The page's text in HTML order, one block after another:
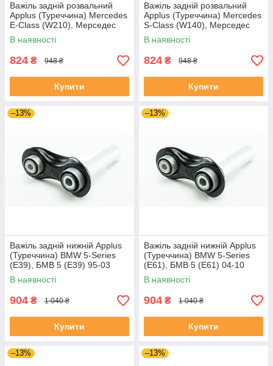
Важіль задній розвальний
Applus (Туреччина) Mercedes
E-Class (W210), Мерседес
(В210) 95-03 #11315AP
UAQQKDD4
В наявності
824 ₴ 948 ₴
Купити
Важіль задній розвальний
Applus (Туреччина) Mercedes
S-Class (W140), Мерседес
(В140) 91-98 #11315AP
UATRSWV4
В наявності
824 ₴ 948 ₴
Купити
–13%
Важіль задній нижній Applus
(Туреччина) BMW 5-Series
(E39), БМВ 5 (Е39) 95-03
#13361AP UAXUGQQ4
В наявності
904 ₴ 1 040 ₴
Купити
–13%
Важіль задній нижній Applus
(Туреччина) BMW 5-Series
(E61), БМВ 5 (Е61) 04-10
#13361AP UAMKFXS4
В наявності
904 ₴ 1 040 ₴
Купити
–13% –13%